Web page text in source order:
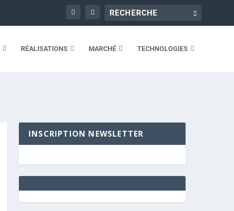
RÉALISATIONS MARCHÉ TECHNOLOGIES
INSCRIPTION NEWSLETTER